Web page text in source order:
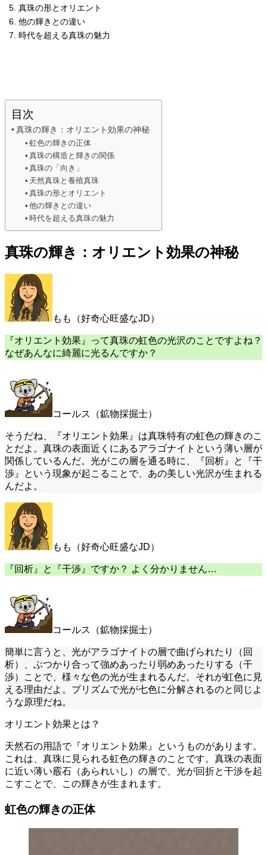
真珠の形とオリエント
他の輝きとの違い
時代を超える真珠の魅力
目次
真珠の輝き：オリエント効果の神秘
虹色の輝きの正体
真珠の構造と輝きの関係
真珠の「向き」
天然真珠と養殖真珠
真珠の形とオリエント
他の輝きとの違い
時代を超える真珠の魅力
真珠の輝き：オリエント効果の神秘
もも（好奇心旺盛なJD）
『オリエント効果』って真珠の虹色の光沢のことですよね？
なぜあんなに綺麗に光るんですか？
コールス（鉱物採掘士）
そうだね、『オリエント効果』は真珠特有の虹色の輝きのこ
とだよ。真珠の表面近くにあるアラゴナイトという薄い層が
関係しているんだ。光がこの層を通る時に、『回析』と『干
渉』という現象が起こることで、あの美しい光沢が生まれる
んだよ。
もも（好奇心旺盛なJD）
『回析』と『干渉』ですか？ よく分かりません…
コールス（鉱物採掘士）
簡単に言うと、光がアラゴナイトの層で曲げられたり（回
析）、ぶつかり合って強めあったり弱めあったりする（干
渉）ことで、様々な色の光が生まれるんだ。それが虹色に見
える理由だよ。プリズムで光が七色に分解されるのと同じよ
うな原理だね。
オリエント効果とは？
天然石の用語で『オリエント効果』というものがあります。
これは、真珠に見られる虹色の輝きのことです。真珠の表面
に近い薄い霰石（あられいし）の層で、光が回折と干渉を起
こすことで、この輝きが生まれます。
虹色の輝きの正体